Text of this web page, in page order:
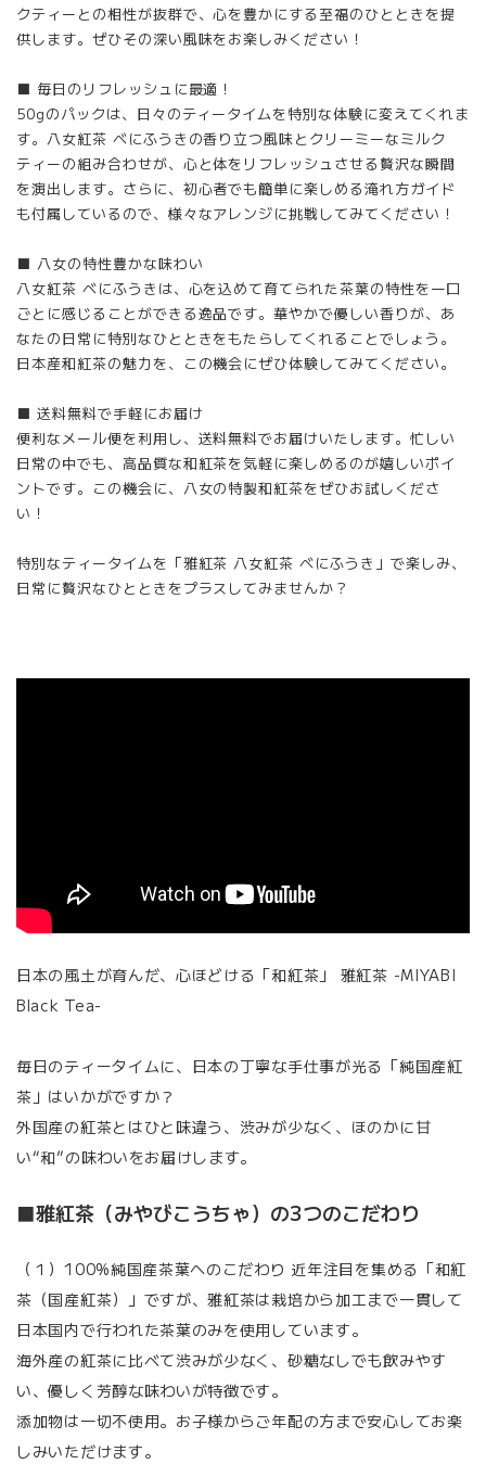
クティーとの相性が抜群で、心を豊かにする至福のひとときを提
供します。ぜひその深い風味をお楽しみください！
■ 毎日のリフレッシュに最適！
50gのパックは、日々のティータイムを特別な体験に変えてくれま
す。八女紅茶 べにふうきの香り立つ風味とクリーミーなミルク
ティーの組み合わせが、心と体をリフレッシュさせる贅沢な瞬間
を演出します。さらに、初心者でも簡単に楽しめる淹れ方ガイド
も付属しているので、様々なアレンジに挑戦してみてください！
■ 八女の特性豊かな味わい
八女紅茶 べにふうきは、心を込めて育てられた茶葉の特性を一口
ごとに感じることができる逸品です。華やかで優しい香りが、あ
なたの日常に特別なひとときをもたらしてくれることでしょう。
日本産和紅茶の魅力を、この機会にぜひ体験してみてください。
■ 送料無料で手軽にお届け
便利なメール便を利用し、送料無料でお届けいたします。忙しい
日常の中でも、高品質な和紅茶を気軽に楽しめるのが嬉しいポイ
ントです。この機会に、八女の特製和紅茶をぜひお試しくださ
い！
特別なティータイムを「雅紅茶 八女紅茶 べにふうき」で楽しみ、
日常に贅沢なひとときをプラスしてみませんか？
日本の風土が育んだ、心ほどける「和紅茶」 雅紅茶 -MIYABI
Black Tea-
毎日のティータイムに、日本の丁寧な手仕事が光る「純国産紅
茶」はいかがですか？
外国産の紅茶とはひと味違う、渋みが少なく、ほのかに甘
い“和”の味わいをお届けします。
■雅紅茶（みやびこうちゃ）の3つのこだわり
（１）100%純国産茶葉へのこだわり 近年注目を集める「和紅
茶（国産紅茶）」ですが、雅紅茶は栽培から加工まで一貫して
日本国内で行われた茶葉のみを使用しています。
海外産の紅茶に比べて渋みが少なく、砂糖なしでも飲みやす
い、優しく芳醇な味わいが特徴です。
添加物は一切不使用。お子様からご年配の方まで安心してお楽
しみいただけます。